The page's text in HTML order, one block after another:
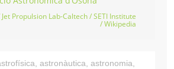
Jet Propulsion Lab-Caltech / SETI Institute
/ Wikipedia
, astronàutica, astronomia,